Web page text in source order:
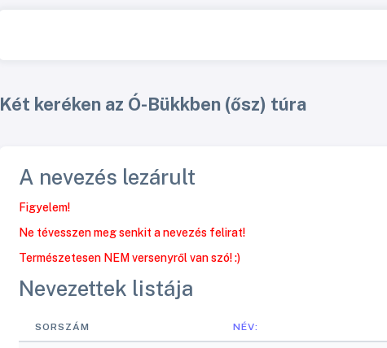
Két keréken az Ó-Bükkben (ősz) túra
A nevezés lezárult
Figyelem!
Ne tévesszen meg senkit a nevezés felirat!
Természetesen NEM versenyről van szó! :)
Nevezettek listája
SORSZÁM NÉV: